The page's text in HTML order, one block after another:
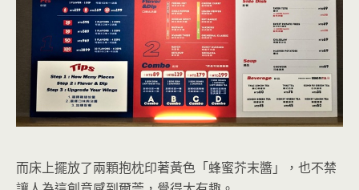
而床上擺放了兩顆抱枕印著黃色「蜂蜜芥末醬」，也不禁